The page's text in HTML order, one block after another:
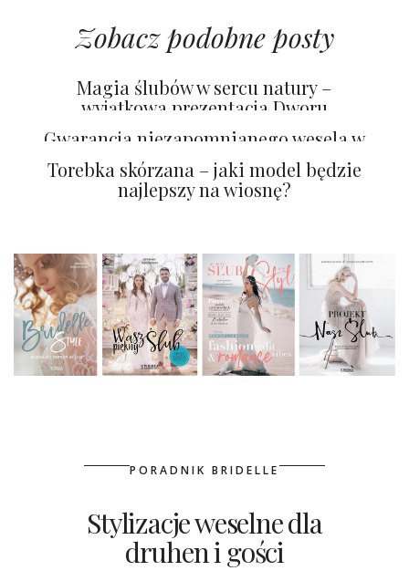
Zobacz podobne posty
Magia ślubów w sercu natury –
wyjątkowa prezentacja Dworu
Gogolewo
Gwarancja niezapomnianego wesela w
Pałacu Pakoszów
Torebka skórzana – jaki model będzie
najlepszy na wiosnę?
PORADNIK BRIDELLE
Stylizacje weselne dla
druhen i gości